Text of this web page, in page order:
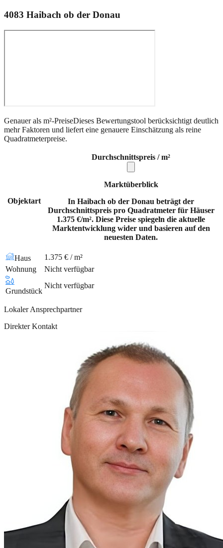
4083 Haibach ob der Donau
Genauer als m²-PreiseDieses Bewertungstool berücksichtigt deutlich
mehr Faktoren und liefert eine genauere Einschätzung als reine
Quadratmeterpreise.
Objektart
Durchschnittspreis / m²
Marktüberblick
In Haibach ob der Donau beträgt der
Durchschnittspreis pro Quadratmeter für Häuser
1.375 €/m². Diese Preise spiegeln die aktuelle
Marktentwicklung wider und basieren auf den
neuesten Daten.
Haus
1.375 € / m²
Wohnung
Nicht verfügbar
Grundstück
Nicht verfügbar
Lokaler Ansprechpartner
Direkter Kontakt